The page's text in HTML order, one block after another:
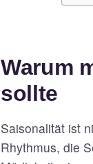
Warum
sollte
Saisonalität ist
Rhythmus, die